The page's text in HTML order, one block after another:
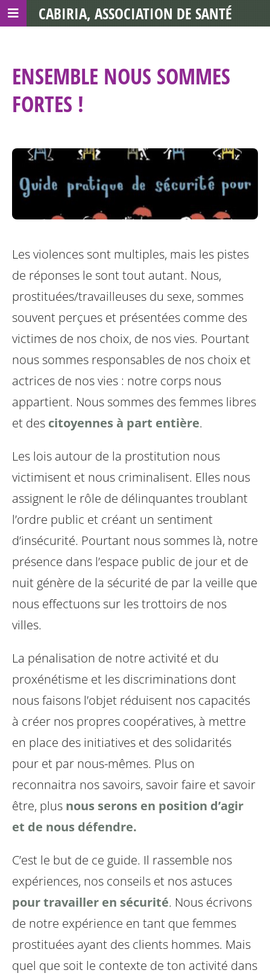
ENSEMBLE NOUS SOMMES
FORTES !
Les violences sont multiples, mais les pistes
de réponses le sont tout autant. Nous,
prostituées/travailleuses du sexe, sommes
souvent perçues et présentées comme des
victimes de nos choix, de nos vies. Pourtant
nous sommes responsables de nos choix et
actrices de nos vies : notre corps nous
appartient. Nous sommes des femmes libres
et des citoyennes à part entière.
Les lois autour de la prostitution nous
victimisent et nous criminalisent. Elles nous
assignent le rôle de délinquantes troublant
l’ordre public et créant un sentiment
d’insécurité. Pourtant nous sommes là, notre
présence dans l’espace public de jour et de
nuit génère de la sécurité de par la veille que
nous effectuons sur les trottoirs de nos
villes.
La pénalisation de notre activité et du
proxénétisme et les discriminations dont
nous faisons l’objet réduisent nos capacités
à créer nos propres coopératives, à mettre
en place des initiatives et des solidarités
pour et par nous-mêmes. Plus on
reconnaitra nos savoirs, savoir faire et savoir
être, plus nous serons en position d’agir
et de nous défendre.
C’est le but de ce guide. Il rassemble nos
expériences, nos conseils et nos astuces
pour travailler en sécurité. Nous écrivons
de notre expérience en tant que femmes
prostituées ayant des clients hommes. Mais
quel que soit le contexte de ton activité dans
CABIRIA, ASSOCIATION DE SANTÉ